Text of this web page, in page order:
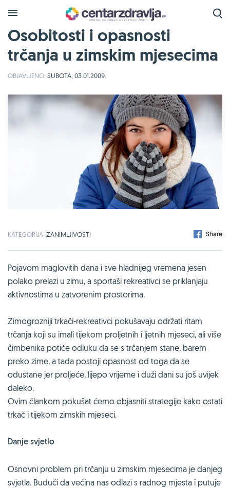
Osobitosti i opasnosti
trčanja u zimskim mjesecima
OBJAVLJENO: SUBOTA, 03.01.2009.
KATEGORIJA: ZANIMLJIVOSTI Share
Pojavom maglovitih dana i sve hladnijeg vremena jesen
polako prelazi u zimu, a sportaši rekreativci se priklanjaju
aktivnostima u zatvorenim prostorima.
Zimogrozniji trkači-rekreativci pokušavaju održati ritam
trčanja koji su imali tijekom proljetnih i ljetnih mjeseci, ali više
čimbenika potiče odluku da se s trčanjem stane, barem
preko zime, a tada postoji opasnost od toga da se
odustane jer proljeće, lijepo vrijeme i duži dani su još uvijek
daleko.
Ovim člankom pokušat ćemo objasniti strategije kako ostati
trkač i tijekom zimskih mjeseci.
Danje svjetlo
Osnovni problem pri trčanju u zimskim mjesecima je danjeg
svjetla. Budući da većina nas odlazi s radnog mjesta i putuje